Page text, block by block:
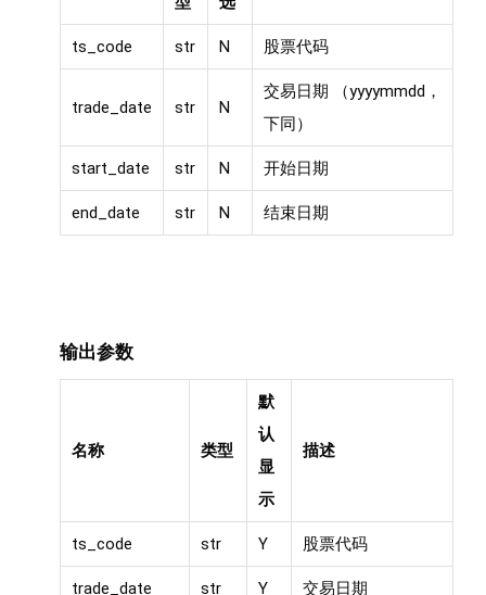
ts_code str N 股票代码
trade_date str N
交易日期 （yyyymmdd，
下同）
start_date str N 开始日期
end_date str N 结束日期
输出参数
名称 类型
默
认
显
示
描述
ts_code str Y 股票代码
trade_date str Y 交易日期